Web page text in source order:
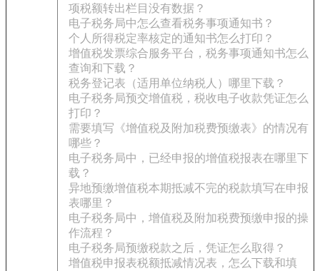
项税额转出栏目没有数据？
电子税务局中怎么查看税务事项通知书？
个人所得税定率核定的通知书怎么打印？
增值税发票综合服务平台，税务事项通知书怎么
查询和下载？
税务登记表（适用单位纳税人）哪里下载？
电子税务局预交增值税，税收电子收款凭证怎么
打印？
需要填写《增值税及附加税费预缴表》的情况有
哪些？
电子税务局中，已经申报的增值税报表在哪里下
载？
异地预缴增值税本期抵减不完的税款填写在申报
表哪里？
电子税务局中，增值税及附加税费预缴申报的操
作流程？
电子税务局预缴税款之后，凭证怎么取得？
增值税申报表税额抵减情况表，怎么下载和填